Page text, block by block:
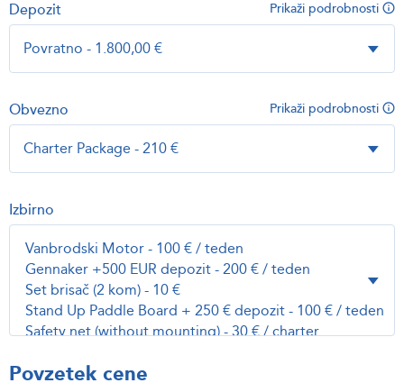
Prikaži podrobnosti
Depozit
Prikaži podrobnosti
Obvezno
Izbirno
Povzetek cene